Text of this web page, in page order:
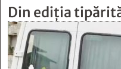
Din ediția